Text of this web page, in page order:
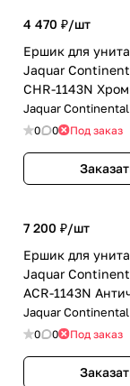
4 470 ₽/шт
Ершик для
Jaquar
CHR-1143N Хром
Jaquar Continental
0 0 Под заказ
7 200 ₽/шт
Ершик для
Jaquar
ACR-1143N
Jaquar Continental
0 0 Под заказ